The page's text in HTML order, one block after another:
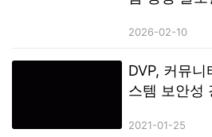
2026-02-10
DVP, 커뮤
스템 보안성
2021-01-25